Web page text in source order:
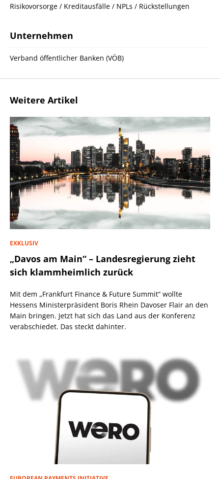
Risikovorsorge / Kreditausfälle / NPLs / Rückstellungen
Unternehmen
Verband öffentlicher Banken (VÖB)
Weitere Artikel
EXKLUSIV
„Davos am Main“ – Landesregierung zieht
sich klammheimlich zurück
Mit dem „Frankfurt Finance & Future Summit“ wollte
Hessens Ministerpräsident Boris Rhein Davoser Flair an den
Main bringen. Jetzt hat sich das Land aus der Konferenz
verabschiedet. Das steckt dahinter.